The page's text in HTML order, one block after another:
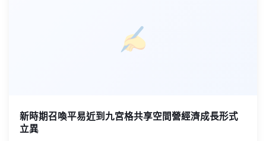
新時期召喚平易近到九宮格共享空間營經濟成長形式
立異